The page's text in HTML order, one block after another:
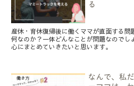
る
産休・育休復帰後に働くママが直面する問
何なのか？一体どんなことが問題なのでし
心にまとめていきたいと思います。
働き方
なんで、私